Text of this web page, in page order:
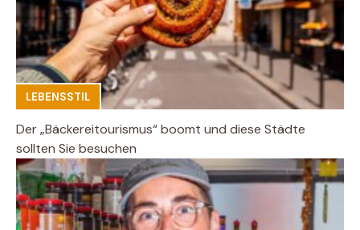
LEBENSSTIL
Der „Bäckereitourismus“ boomt und diese Städte
sollten Sie besuchen